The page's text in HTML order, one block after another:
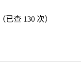
（已查 130 次）